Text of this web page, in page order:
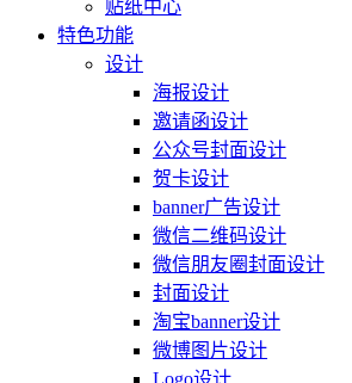
贴纸中心
特色功能
设计
海报设计
邀请函设计
公众号封面设计
贺卡设计
banner广告设计
微信二维码设计
微信朋友圈封面设计
封面设计
淘宝banner设计
微博图片设计
Logo设计